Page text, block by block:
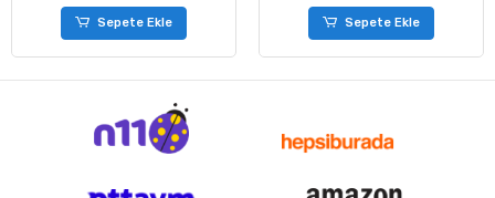
Sepete Ekle Sepete Ekle